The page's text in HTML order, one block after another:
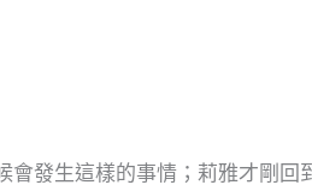
會發生這樣的事情；莉雅才剛